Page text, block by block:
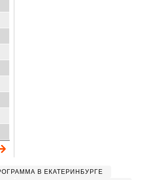
В ЕКАТЕРИНБУРГЕ